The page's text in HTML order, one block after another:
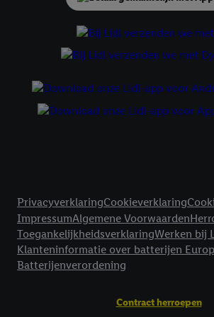
PrivacyverklaringCookieverklaring
ImpressumAlgemene Voorwaarden
ToegankelijkheidsverklaringWerken bij
Klanteninformatie over batterijen
Batterijenverordening
Contract herroepen
jouw toestemming op elk gewenst moment
privacyverklaring.Je vindt de
wij inzetten.